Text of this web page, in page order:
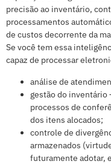
precisão ao inventário,
processamentos
de custos decorrente da
Se você tem essa
capaz de processar
análise de
gestão do inventário
processos de
dos itens alocados;
controle de
armazenados
futuramente adotar,